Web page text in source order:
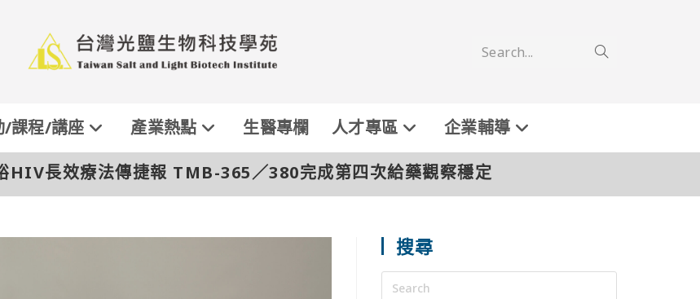
Search...
/課程/講座 產業熱點 生醫專欄 人才專區 企業輔導
HIV長效療法傳捷報 TMB-365／380完成第四次給藥觀察穩定
搜尋